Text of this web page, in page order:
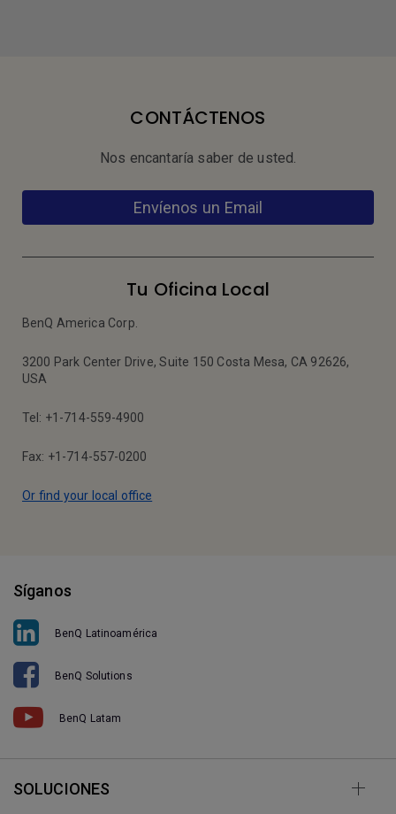
CONTÁCTENOS
Nos encantaría saber de usted.
Envíenos un Email
Tu Oficina Local
BenQ America Corp.
3200 Park Center Drive, Suite 150 Costa Mesa, CA 92626,
USA
Tel: +1-714-559-4900
Fax: +1-714-557-0200
Or find your local office
Síganos
BenQ Latinoamérica
BenQ Solutions
BenQ Latam
SOLUCIONES